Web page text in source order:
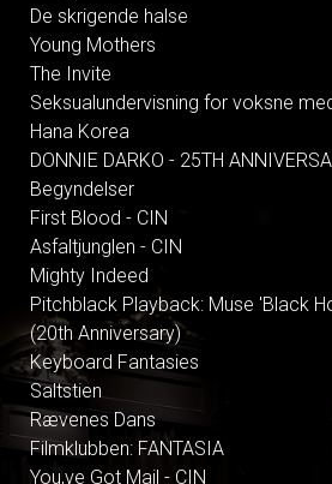
De skrigende halse
Young Mothers
The Invite
Seksualundervisning for voksne
Hana Korea
DONNIE DARKO - 25TH
Begyndelser
First Blood - CIN
Asfaltjunglen - CIN
Mighty Indeed
Pitchblack Playback: Muse 'Black
(20th Anniversary)
Keyboard Fantasies
Saltstien
Rævenes Dans
Filmklubben: FANTASIA
You,ve Got Mail - CIN